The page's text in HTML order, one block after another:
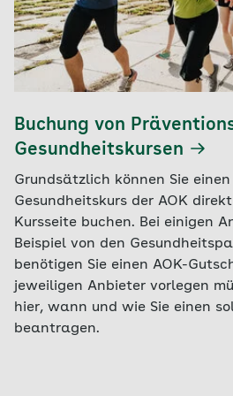
Buchung von
Gesundheitskursen
Grundsätzlich können Sie
Gesundheitskurs der AOK
Kursseite buchen. Bei einigen
Beispiel von den
benötigen Sie einen AOK-
jeweiligen Anbieter vorlegen
hier, wann und wie Sie einen
beantragen.